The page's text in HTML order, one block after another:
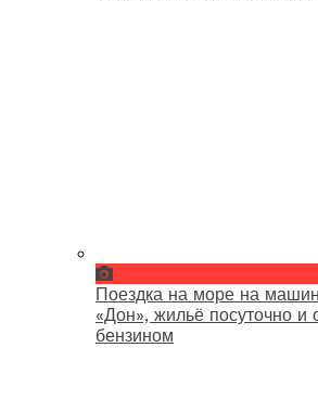
Поездка на море на
«Дон», жильё посуточно и
бензином